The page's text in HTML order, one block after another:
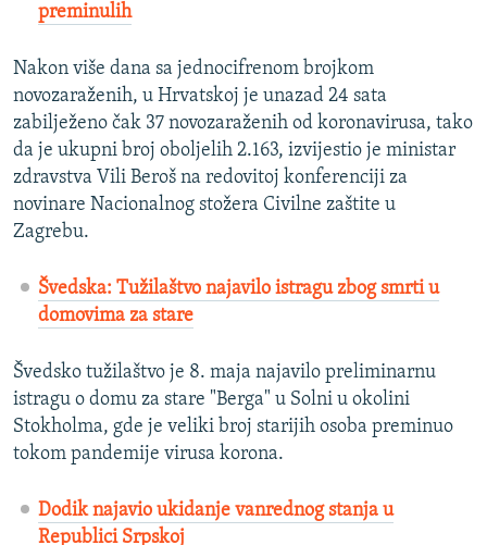
preminulih
Nakon više dana sa jednocifrenom brojkom
novozaraženih, u Hrvatskoj je unazad 24 sata
zabilježeno čak 37 novozaraženih od koronavirusa, tako
da je ukupni broj oboljelih 2.163, izvijestio je ministar
zdravstva Vili Beroš na redovitoj konferenciji za
novinare Nacionalnog stožera Civilne zaštite u
Zagrebu.
Švedska: Tužilaštvo najavilo istragu zbog smrti u
domovima za stare
Švedsko tužilaštvo je 8. maja najavilo preliminarnu
istragu o domu za stare "Berga" u Solni u okolini
Stokholma, gde je veliki broj starijih osoba preminuo
tokom pandemije virusa korona.
Dodik najavio ukidanje vanrednog stanja u
Republici Srpskoj